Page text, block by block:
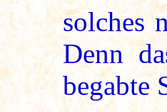
solches
Denn
begabte